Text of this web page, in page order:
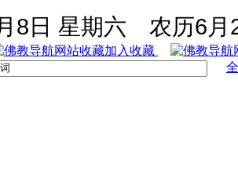
8日 星期六 农历6月
加入收藏